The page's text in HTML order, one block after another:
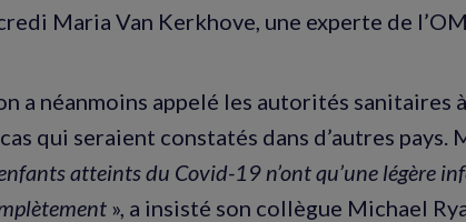
Maria Van Kerkhove, une experte de
a néanmoins appelé les autorités
qui seraient constatés dans d’autres pays.
atteints du Covid-19 n’ont qu’une légère
», a insisté son collègue Michael